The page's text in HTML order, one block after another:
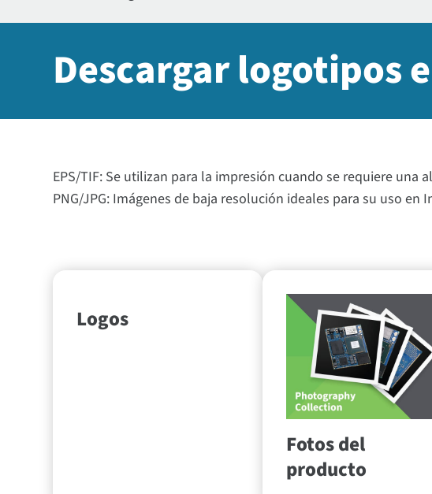
Descargar logotipos
EPS/TIF: Se utilizan para la impresión cuando se requiere una
PNG/JPG: Imágenes de baja resolución ideales para su uso
Logos
Fotos del
producto